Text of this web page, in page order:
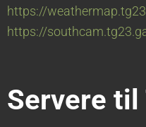
https://
https://
Servere til